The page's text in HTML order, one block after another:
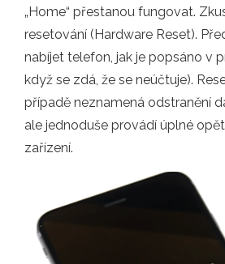
„Home“ přestanou fungovat.
resetování (Hardware Reset).
nabíjet telefon, jak je popsáno v
když se zdá, že se neúčtuje).
případě neznamená odstranění
ale jednoduše provádí úplné
zařízení.